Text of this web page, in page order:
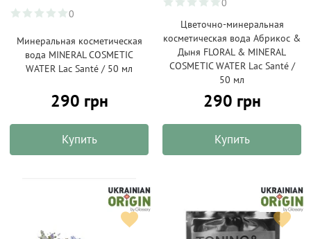
0
Минеральная косметическая
вода MINERAL COSMETIC
WATER Lac Santé / 50 мл
290 грн
Купить
0
Цветочно-минеральная
косметическая вода Абрикос &
Дыня FLORAL & MINERAL
COSMETIC WATER Lac Santé /
50 мл
290 грн
Купить